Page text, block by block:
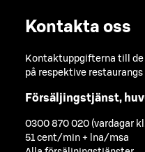
Kontakta oss
Kontaktuppgifterna till
på respektive restaurangs
Försäljingstjänst,
0300 870 020 (vardagar
51 cent/min + lna/msa